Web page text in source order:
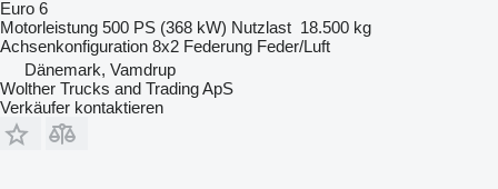
Euro 6
Motorleistung 500 PS (368 kW) Nutzlast 18.500 kg
Achsenkonfiguration 8x2 Federung Feder/Luft
Dänemark, Vamdrup
Wolther Trucks and Trading ApS
Verkäufer kontaktieren